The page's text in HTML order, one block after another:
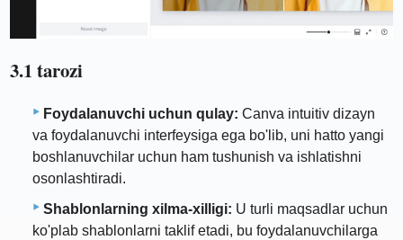
3.1 tarozi
Foydalanuvchi uchun qulay: Canva intuitiv dizayn
va foydalanuvchi interfeysiga ega bo'lib, uni hatto yangi
boshlanuvchilar uchun ham tushunish va ishlatishni
osonlashtiradi.
Shablonlarning xilma-xilligi: U turli maqsadlar uchun
ko'plab shablonlarni taklif etadi, bu foydalanuvchilarga